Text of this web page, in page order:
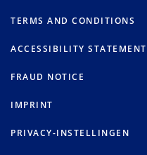
TERMS AND CONDITIONS
ACCESSIBILITY STATEMENT
FRAUD NOTICE
IMPRINT
PRIVACY-INSTELLINGEN